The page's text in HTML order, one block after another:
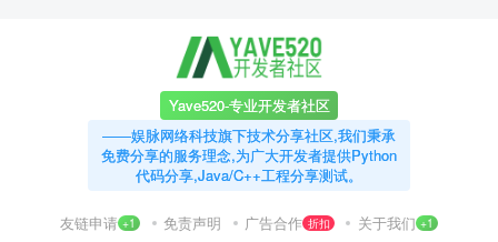
Yave520-专业开发者社区
——娱脉网络科技旗下技术分享社区,我们秉承
免费分享的服务理念,为广大开发者提供Python
代码分享,Java/C++工程分享测试。
友链申请 +1 免责声明 广告合作 折扣 关于我们 +1